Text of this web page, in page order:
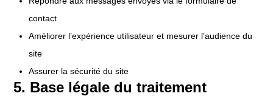
contact
Améliorer l’expérience utilisateur et mesurer l’audience du
site
Assurer la sécurité du site
5. Base légale du traitement